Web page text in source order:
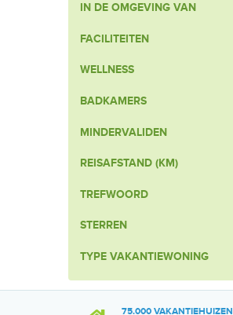
IN DE OMGEVING VAN
FACILITEITEN
WELLNESS
BADKAMERS
MINDERVALIDEN
REISAFSTAND (KM)
TREFWOORD
STERREN
TYPE VAKANTIEWONING
75.000 VAKANTIEHUIZEN